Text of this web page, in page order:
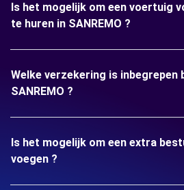
Is het mogelijk om een voertuig
te huren in SANREMO ?
Welke verzekering is inbegrepen
SANREMO ?
Is het mogelijk om een extra
voegen ?